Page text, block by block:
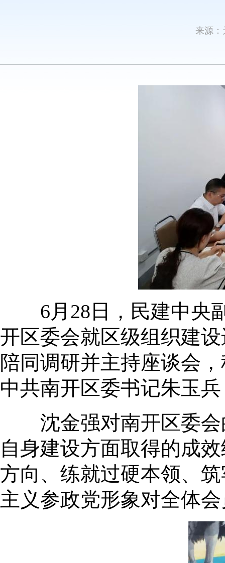
来源
6月28日，民建中央副
开区委会就区级组织建
陪同调研并主持座谈会
中共南开区委书记朱玉
沈金强对南开区委会
自身建设方面取得的成
方向、练就过硬本领、
主义参政党形象对全体